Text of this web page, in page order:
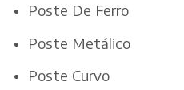
Poste De Ferro
Poste Metálico
Poste Curvo